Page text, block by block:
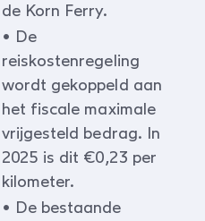
de Korn Ferry.
• De
reiskostenregeling
wordt gekoppeld aan
het fiscale maximale
vrijgesteld bedrag. In
2025 is dit €0,23 per
kilometer.
• De bestaande